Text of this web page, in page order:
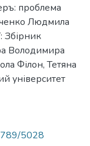
проблема
Людмила
Збірник
Володимира
Філон, Тетяна
університет
5028